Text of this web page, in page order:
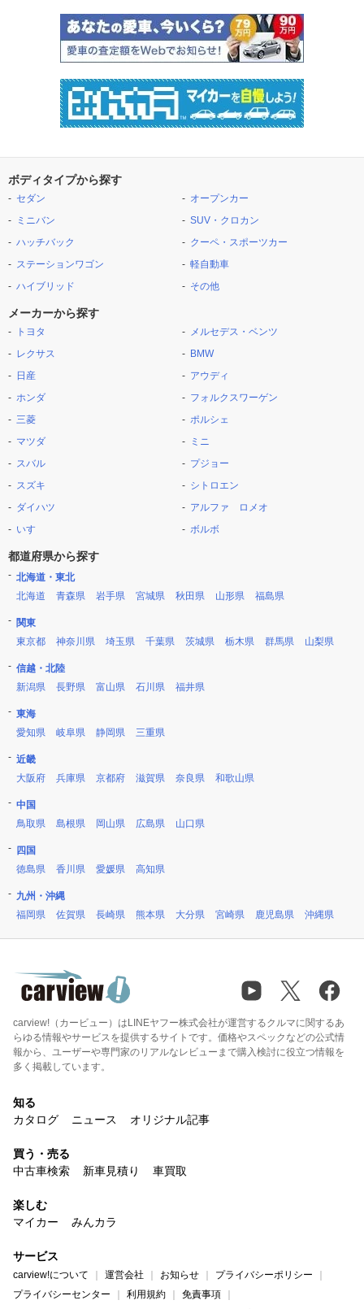
ボディタイプから探す
セダン
ミニバン
ハッチバック
ステーションワゴン
ハイブリッド
オープンカー
SUV・クロカン
クーペ・スポーツカー
軽自動車
その他
メーカーから探す
トヨタ
レクサス
日産
ホンダ
三菱
マツダ
スバル
スズキ
ダイハツ
いすゞ
メルセデス・ベンツ
BMW
アウディ
フォルクスワーゲン
ポルシェ
ミニ
プジョー
シトロエン
アルファ ロメオ
ボルボ
都道府県から探す
北海道・東北
北海道
青森県 岩手県 宮城県 秋田県 山形県 福島県
関東
東京都
神奈川県 埼玉県 千葉県 茨城県 栃木県 群馬県 山梨県
信越・北陸
新潟県
長野県 富山県 石川県 福井県
東海
愛知県
岐阜県 静岡県 三重県
近畿
大阪府
兵庫県 京都府 滋賀県 奈良県 和歌山県
中国
鳥取県
島根県 岡山県 広島県 山口県
四国
徳島県
香川県 愛媛県 高知県
九州・沖縄
福岡県
佐賀県 長崎県 熊本県 大分県 宮崎県 鹿児島県 沖縄県
carview!（カービュー）はLINEヤフー株式会社が運営するクルマに関するあ
らゆる情報やサービスを提供するサイトです。価格やスペックなどの公式情
報から、ユーザーや専門家のリアルなレビューまで購入検討に役立つ情報を
多く掲載しています。
知る
カタログ
ニュース オリジナル記事
買う・売る
中古車検索
新車見積り 車買取
楽しむ
マイカー
みんカラ
サービス
carview!について 運営会社 お知らせ
プライバシーポリシー
プライバシーセンター
利用規約
免責事項